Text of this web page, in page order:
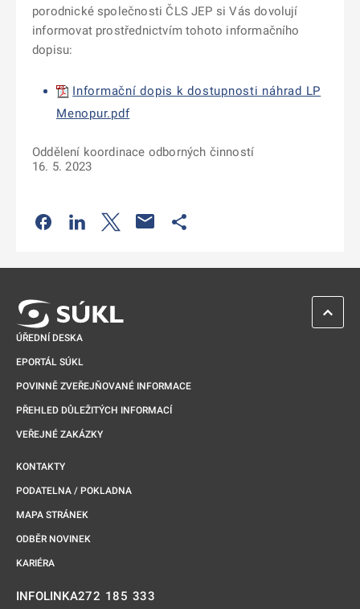
porodnické společnosti ČLS JEP si Vás dovolují
informovat prostřednictvím tohoto informačního
dopisu:
Informační dopis k dostupnosti náhrad LP
Menopur.pdf
Oddělení koordinace odborných činností
16. 5. 2023
Odkaz se otevře na nové kartě
Odkaz se otevře na nové kartě
Odkaz se otevře na nové kartě
ÚŘEDNÍ DESKA
EPORTÁL SÚKL
POVINNĚ ZVEŘEJŇOVANÉ INFORMACE
PŘEHLED DŮLEŽITÝCH INFORMACÍ
VEŘEJNÉ ZAKÁZKY
KONTAKTY
PODATELNA / POKLADNA
MAPA STRÁNEK
ODBĚR NOVINEK
KARIÉRA
INFOLINKA272 185 333
ZPĚT